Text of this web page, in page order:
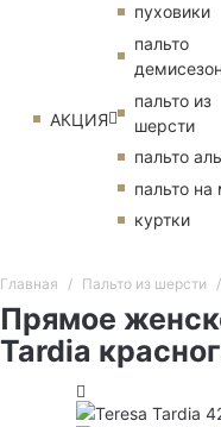
АКЦИЯ
пуховики
пальто
пальто из
шерсти
пальто
пальто на
куртки
Главная Пальто из шерсти
Прямое
Tardia